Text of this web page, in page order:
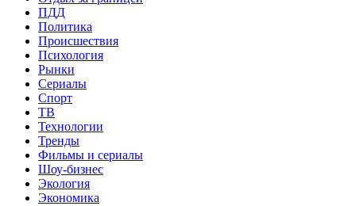
ПДД
Политика
Происшествия
Психология
Рынки
Сериалы
Спорт
ТВ
Технологии
Тренды
Фильмы и сериалы
Шоу-бизнес
Экология
Экономика